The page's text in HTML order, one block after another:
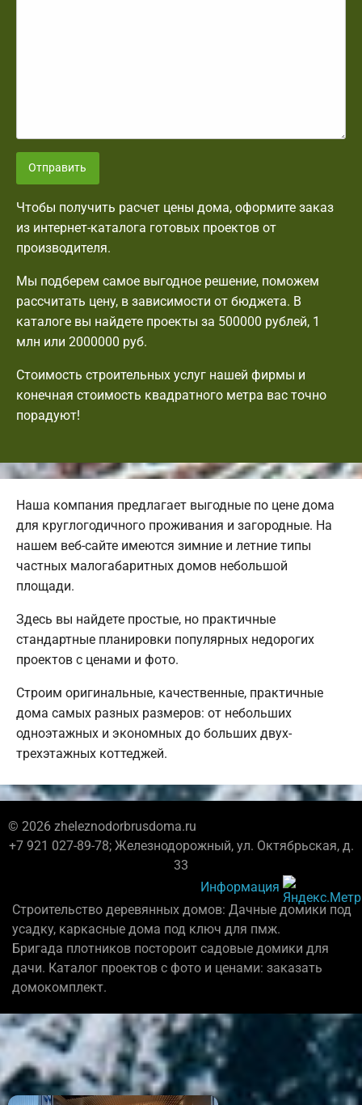
Отправить
Чтобы получить расчет цены дома, оформите заказ
из интернет-каталога готовых проектов от
производителя.
Мы подберем самое выгодное решение, поможем
рассчитать цену, в зависимости от бюджета. В
каталоге вы найдете проекты за 500000 рублей, 1
млн или 2000000 руб.
Стоимость строительных услуг нашей фирмы и
конечная стоимость квадратного метра вас точно
порадуют!
Наша компания предлагает выгодные по цене дома
для круглогодичного проживания и загородные. На
нашем веб-сайте имеются зимние и летние типы
частных малогабаритных домов небольшой
площади.
Здесь вы найдете простые, но практичные
стандартные планировки популярных недорогих
проектов с ценами и фото.
Строим оригинальные, качественные, практичные
дома самых разных размеров: от небольших
одноэтажных и экономных до больших двух-
трехэтажных коттеджей.
© 2026 zheleznodorbrusdoma.ru
+7 921 027-89-78; Железнодорожный, ул. Октябрьская, д.
33
Информация
Строительство деревянных домов: Дачные домики под
усадку, каркасные дома под ключ для пмж.
Бригада плотников постороит садовые домики для
дачи. Каталог проектов с фото и ценами: заказать
домокомплект.